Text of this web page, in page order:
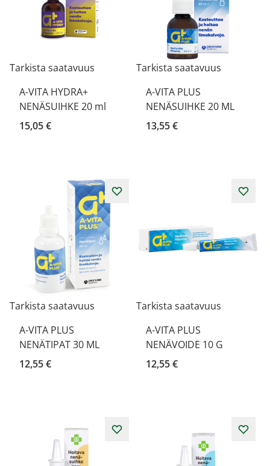
Tarkista saatavuus
A-VITA HYDRA+
NENÄSUIHKE 20 ml
15,05 €
Tarkista saatavuus
A-VITA PLUS
NENÄSUIHKE 20 ML
13,55 €
Tarkista saatavuus
A-VITA PLUS
NENÄTIPAT 30 ML
12,55 €
Tarkista saatavuus
A-VITA PLUS
NENÄVOIDE 10 G
12,55 €